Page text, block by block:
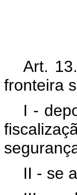
Art.
fronteira
I -
II - se